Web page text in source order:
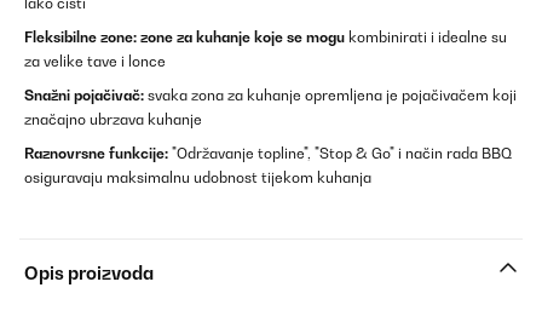
Fleksibilne zone: zone za kuhanje koje se mogu kombinirati i idealne su
za velike tave i lonce
Snažni pojačivač: svaka zona za kuhanje opremljena je pojačivačem koji
značajno ubrzava kuhanje
Raznovrsne funkcije: "Održavanje topline", "Stop & Go" i način rada BBQ
osiguravaju maksimalnu udobnost tijekom kuhanja
Opis proizvoda